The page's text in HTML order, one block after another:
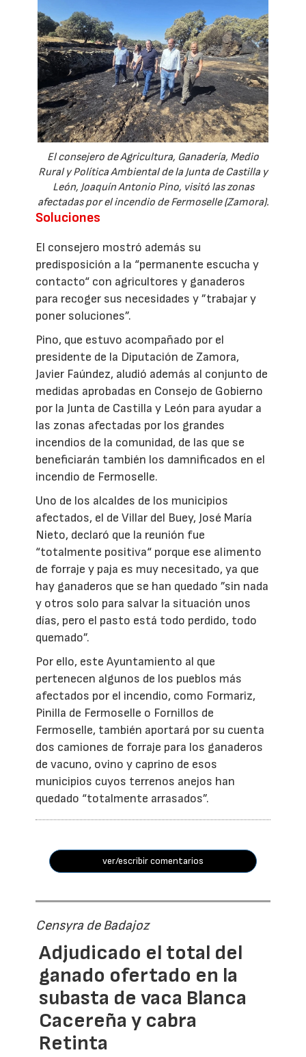
El consejero de Agricultura, Ganadería, Medio
Rural y Política Ambiental de la Junta de Castilla y
León, Joaquín Antonio Pino, visitó las zonas
afectadas por el incendio de Fermoselle (Zamora).
Soluciones
El consejero mostró además su
predisposición a la “permanente escucha y
contacto“ con agricultores y ganaderos
para recoger sus necesidades y ”trabajar y
poner soluciones”.
Pino, que estuvo acompañado por el
presidente de la Diputación de Zamora,
Javier Faúndez, aludió además al conjunto de
medidas aprobadas en Consejo de Gobierno
por la Junta de Castilla y León para ayudar a
las zonas afectadas por los grandes
incendios de la comunidad, de las que se
beneficiarán también los damnificados en el
incendio de Fermoselle.
Uno de los alcaldes de los municipios
afectados, el de Villar del Buey, José María
Nieto, declaró que la reunión fue
“totalmente positiva“ porque ese alimento
de forraje y paja es muy necesitado, ya que
hay ganaderos que se han quedado ”sin nada
y otros solo para salvar la situación unos
días, pero el pasto está todo perdido, todo
quemado”.
Por ello, este Ayuntamiento al que
pertenecen algunos de los pueblos más
afectados por el incendio, como Formariz,
Pinilla de Fermoselle o Fornillos de
Fermoselle, también aportará por su cuenta
dos camiones de forraje para los ganaderos
de vacuno, ovino y caprino de esos
municipios cuyos terrenos anejos han
quedado “totalmente arrasados”.
ver/escribir comentarios
Censyra de Badajoz
Adjudicado el total del
ganado ofertado en la
subasta de vaca Blanca
Cacereña y cabra
Retinta